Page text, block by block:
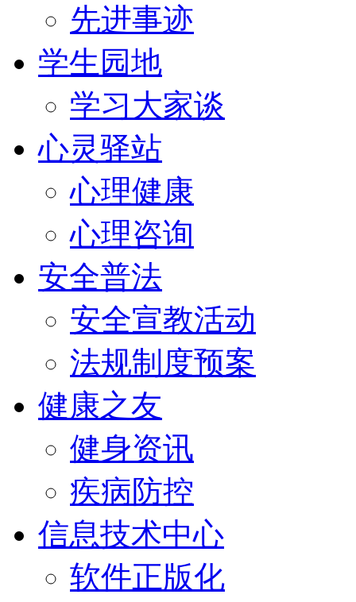
先进事迹
学生园地
学习大家谈
心灵驿站
心理健康
心理咨询
安全普法
安全宣教活动
法规制度预案
健康之友
健身资讯
疾病防控
信息技术中心
软件正版化